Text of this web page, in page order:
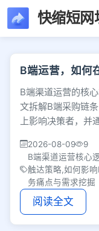
快缩短网
文章
B端运营，如何
B端渠道运营的核
文拆解B端采购链
上影响决策者，并
2026-08-09
9
B端渠道运营核心
触达策略,如何影
务痛点与需求挖掘
阅读全文